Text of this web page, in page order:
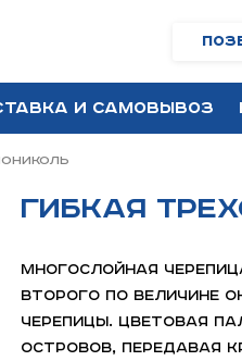
и самовывоз
Гибкая
Многослойная
второго по величине
черепицы. Цветовая
островов, передавая